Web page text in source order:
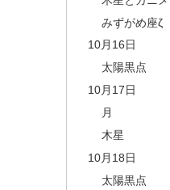
みずがめ座ζ
10月16日
太陽黒点
10月17日
月
木星
10月18日
太陽黒点